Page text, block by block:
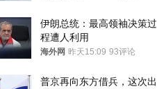
伊朗总统：最高领袖决策过
程遭人利用
海外网 昨天15:09 93评论
普京再向东方借兵，这次出